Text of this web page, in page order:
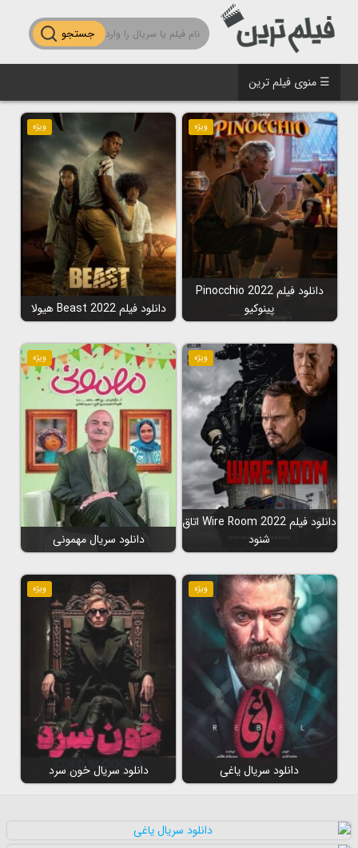
جستجو
☰ منوی فیلم ترین
ویژه
دانلود فیلم Pinocchio 2022
پینوکیو
ویژه
دانلود فیلم Beast 2022 هیولا
ویژه
دانلود فیلم Wire Room 2022 اتاق
شنود
ویژه
دانلود سریال مهمونی
ویژه
دانلود سریال یاغی
ویژه
دانلود سریال خون سرد